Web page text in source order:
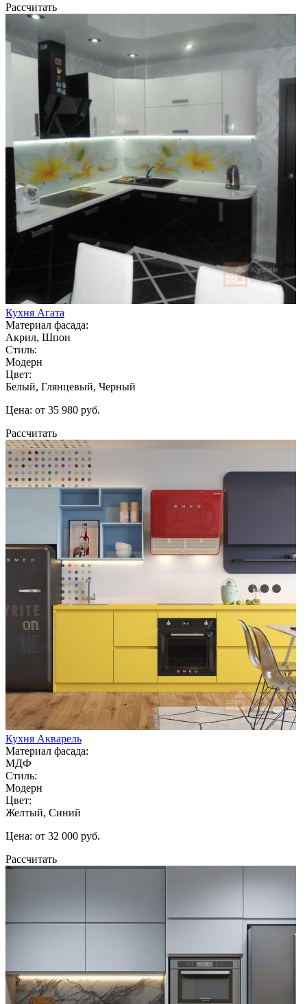
Рассчитать
Кухня Агата
Материал фасада:
Акрил, Шпон
Стиль:
Модерн
Цвет:
Белый, Глянцевый, Черный
Цена: от 35 980 руб.
Рассчитать
Кухня Акварель
Материал фасада:
МДФ
Стиль:
Модерн
Цвет:
Желтый, Синий
Цена: от 32 000 руб.
Рассчитать